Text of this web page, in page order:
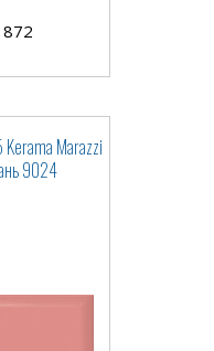
Marazzi
9024